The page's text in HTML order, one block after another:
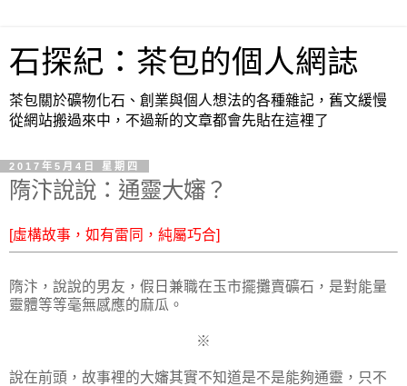
石探紀：茶包的個人網誌
茶包關於礦物化石、創業與個人想法的各種雜記，舊文緩慢
從網站搬過來中，不過新的文章都會先貼在這裡了
2017年5月4日 星期四
隋汴說說：通靈大嬸？
[虛構故事，如有雷同，純屬巧合]
隋汴，說說的男友，假日兼職在玉市擺攤賣礦石，是對能量
靈體等等毫無感應的麻瓜。
※
說在前頭，故事裡的大嬸其實不知道是不是能夠通靈，只不